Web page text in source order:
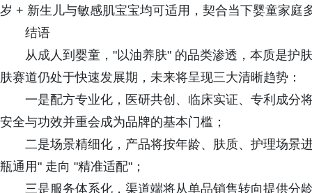
岁 + 新生儿与敏感肌宝宝均可适用，契合当下婴童家庭
结语
从成人到婴童，"以油养肤" 的品类渗透，本质是护
肤赛道仍处于快速发展期，未来将呈现三大清晰趋势：
一是配方专业化，医研共创、临床实证、专利成分
安全与功效并重会成为品牌的基本门槛；
二是场景精细化，产品将按年龄、肤质、护理场景
瓶通用" 走向 "精准适配"；
三是服务体系化，渠道端将从单品销售转向提供分